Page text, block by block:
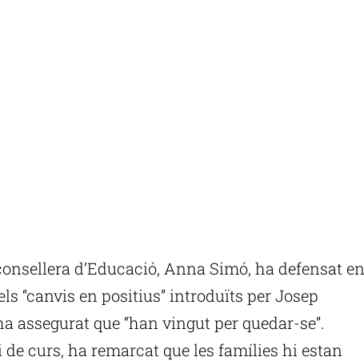
d’Educació, Anna Simó, ha defensat en
“canvis en positius” introduïts per Josep
assegurat que “han vingut per quedar-se”.
de curs, ha remarcat que les famílies hi estan